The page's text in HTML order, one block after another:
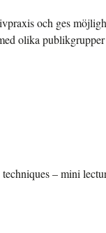
och ges
olika
– mini